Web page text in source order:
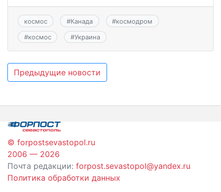
космос #Канада #космодром
#космос #Украина
Навигация
записям
Предыдущие новости
© forpostsevastopol.ru
2006 — 2026
Почта редакции: forpost.sevastopol@yandex.ru
Политика обработки данных